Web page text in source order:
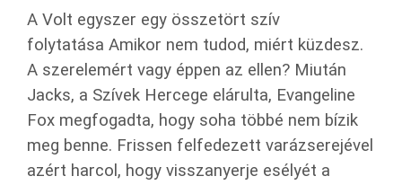
A Volt egyszer egy összetört szív
folytatása Amikor nem tudod, miért küzdesz.
A szerelemért vagy éppen az ellen? Miután
Jacks, a Szívek Hercege elárulta, Evangeline
Fox megfogadta, hogy soha többé nem bízik
meg benne. Frissen felfedezett varázserejével
azért harcol, hogy visszanyerje esélyét a